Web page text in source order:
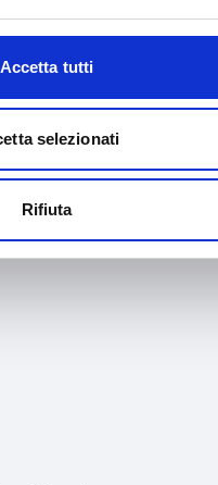
Accetta tutti
selezionati
Rifiuta